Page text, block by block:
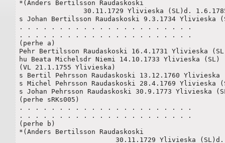
*(Anders Bertilsson Raudaskoski
s Johan Bertilsson Raudaskoski 9.3.1734 Ylivieska
. . . . . . . . . . . . . . . . . . . . . .
. . . . . . . . . . . . . . . . . . . . . .
(perhe a)
Pehr Bertilsson Raudaskoski 16.4.1731 Ylivieska
hu Beata Michelsdr Niemi 14.10.1733 Ylivieska (SL)
(VL 21.1.1755 Ylivieska)
s Bertil Pehrsson Raudaskoski 13.12.1760 Ylivieska (SL)
s Michel Pehrsson Raudaskoski 28.4.1769 Ylivieska (SL)	(perhe
s Johan Pehrsson Raudaskoski 30.9.1773 Ylivieska
(perhe sRKs005)
. . . . . . . . . . . . . . . . . . . . . .
. . . . . . . . . . . . . . . . . . . . . .
(perhe b)
*(Anders Bertilsson Raudaskoski